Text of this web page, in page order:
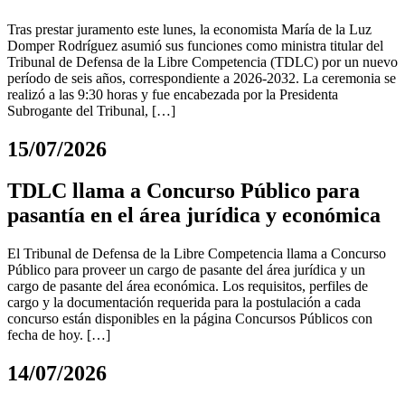
Tras prestar juramento este lunes, la economista María de la Luz
Domper Rodríguez asumió sus funciones como ministra titular del
Tribunal de Defensa de la Libre Competencia (TDLC) por un nuevo
período de seis años, correspondiente a 2026-2032. La ceremonia se
realizó a las 9:30 horas y fue encabezada por la Presidenta
Subrogante del Tribunal, […]
15/07/2026
TDLC llama a Concurso Público para
pasantía en el área jurídica y económica
El Tribunal de Defensa de la Libre Competencia llama a Concurso
Público para proveer un cargo de pasante del área jurídica y un
cargo de pasante del área económica. Los requisitos, perfiles de
cargo y la documentación requerida para la postulación a cada
concurso están disponibles en la página Concursos Públicos con
fecha de hoy. […]
14/07/2026